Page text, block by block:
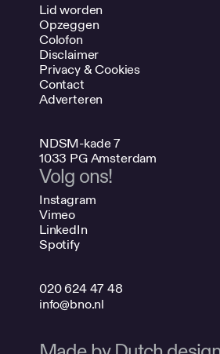
Lid worden
Opzeggen
Colofon
Disclaimer
Privacy & Cookies
Contact
Adverteren
NDSM-kade 7
1033 PG Amsterdam
Volg ons!
Instagram
Vimeo
LinkedIn
Spotify
020 624 47 48
info@bno.nl